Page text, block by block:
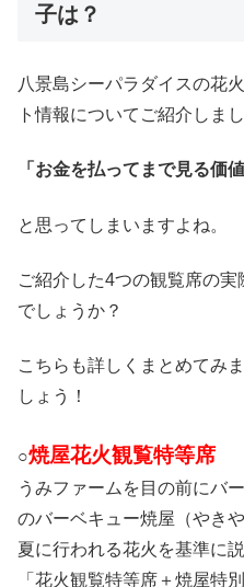
子は？
八景島シーパラダイスの花
ト情報についてご紹介しま
「お金を払ってまで見る価
と思ってしまいますよね。
ご紹介した4つの観覧席の
でしょうか？
こちらも詳しくまとめてみ
しょう！
○焼屋花火観覧特等席
うみファームを目の前にバ
のバーベキュー焼屋（やき
夏に行われる花火を基準に
「花火観覧特等席＋焼屋特